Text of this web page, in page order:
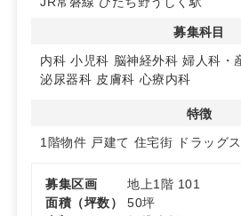
自由なスペース使いや、内装のカス
③ 地域密着型の医療施設に最適
周辺地域に根ざした診療が可能で、
駐車場が広く、患者様が通いやすい
募集科目
内科 小児科 脳神経外科 婦人科・
泌尿器科 皮膚科 心療内科
特徴
1階物件 戸建て 住宅街 ドラッグ
募集区画
地上1階 101
面積（坪数）
50坪